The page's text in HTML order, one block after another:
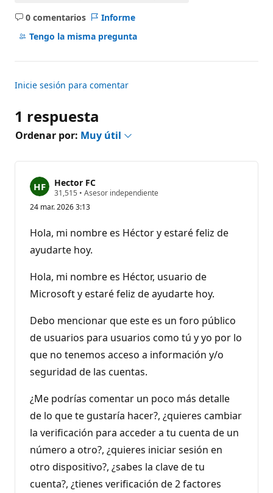
u
a
ó
0 comentarios
No
hay
Informe
Tengo la misma pregunta
Inicie sesión para comentar
1 respuesta
Ordenar por: Muy útil
Hector FC
31,515 P
n
o
s
d
e
e
p
u
t
c
ó
• Asesor independiente
24 mar. 2026 3:13
Hola, mi nombre es Héctor y estaré feliz de
ayudarte hoy.
Hola, mi nombre es Héctor, usuario de
Microsoft y estaré feliz de ayudarte hoy.
Debo mencionar que este es un foro público
de usuarios para usuarios como tú y yo por lo
que no tenemos acceso a información y/o
seguridad de las cuentas.
¿Me podrías comentar un poco más detalle
de lo que te gustaría hacer?, ¿quieres cambiar
la verificación para acceder a tu cuenta de un
número a otro?, ¿quieres iniciar sesión en
otro dispositivo?, ¿sabes la clave de tu
cuenta?, ¿tienes verificación de 2 factores